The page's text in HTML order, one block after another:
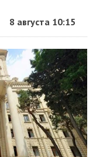
8 августа 10:15